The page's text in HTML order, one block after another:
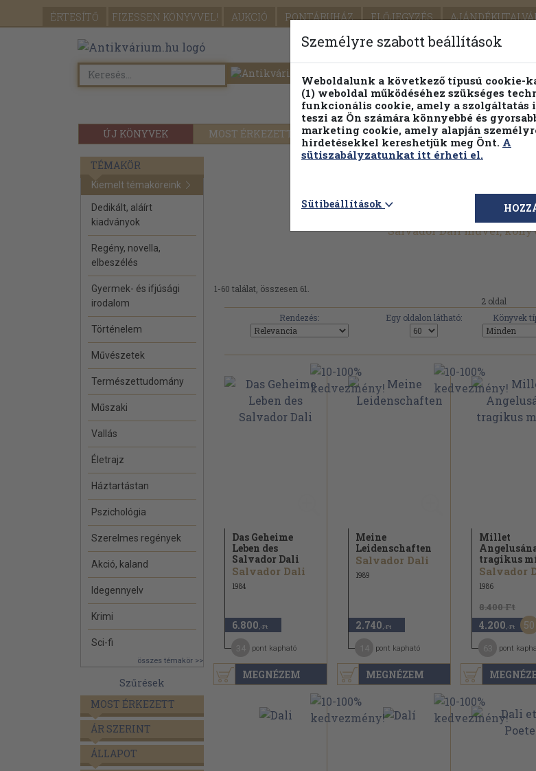
ÉRTESÍTŐ FIZESSEN KÖNYVVEL! AUKCIÓ PONTÁRUHÁZ ELŐJEGYZÉS
ÚJ KÖNYVEK MOST ÉRKEZETT PILLANATNYI ÁRAINK
Részletes kereső
TÉMAKÖR
Kiemelt témaköreink
Dedikált, aláírt
kiadványok
Regény, novella,
elbeszélés
Gyermek- és ifjúsági
irodalom
Történelem
Művészetek
Természettudomány
Műszaki
Vallás
Életrajz
Háztartástan
Pszichológia
Szerelmes regények
Akció, kaland
Idegennyelv
Krimi
Sci-fi
összes témakör >>
Szűrések
MOST ÉRKEZETT
ÁR SZERINT
ÁLLAPOT
Salvador Dali művei,
1-60 találat, összesen 61.
2 oldal
Rendezés:
Egy oldalon látható: Könyvek
MEGNÉZEM
Das Geheime
Leben des
Salvador Dali
Salvador Dali
1984
6.800 ,-Ft
pont kapható
MEGNÉZEM
Meine
Leidenschaften
Salvador Dali
1989
2.740 ,-Ft
pont kapható
Millet
tragikus
Salvador
1986
8.400 Ft
4.200 ,-Ft 50
pont
Személyre szabott beállítások
Weboldalunk a következő típusú cookie-
(1) weboldal működéséhez szükséges
funkcionális cookie, amely a szolgáltatás
teszi az Ön számára könnyebbé és
marketing cookie, amely alapján
hirdetésekkel kereshetjük meg Önt. A
sütiszabályzatunkat itt érheti el.
Sütibeállítások